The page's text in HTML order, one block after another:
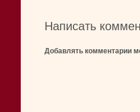
Написать
Добавлять комментарии